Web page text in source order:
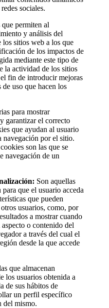
sociales.
que permiten al
y análisis del
los sitios web a los que
de los impactos de
mediante este tipo de
la actividad de los sitios
fin de introducir mejoras
uso que hacen los
para mostrar
garantizar el correcto
que ayudan al usuario
navegación por el sitio.
son las que se
navegación de un
Son aquellas
que el usuario acceda
que pueden
usuarios, como, por
a mostrar cuando
o contenido del
a través del cual el
desde la que accede
que almacenan
los usuarios obtenida a
de sus hábitos de
un perfil específico
del mismo.